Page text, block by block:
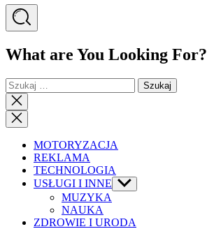
Search
What are You Looking For?
Szukaj:
Close
search
Close
Menu
MOTORYZACJA
REKLAMA
TECHNOLOGIA
USŁUGI I INNE Show
sub
MUZYKA
NAUKA
ZDROWIE I URODA